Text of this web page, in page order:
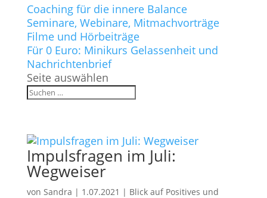
Coaching für die innere Balance
Seminare, Webinare, Mitmachvorträge
Filme und Hörbeiträge
Für 0 Euro: Minikurs Gelassenheit und
Nachrichtenbrief
Seite auswählen
Impulsfragen im Juli:
Wegweiser
von Sandra | 1.07.2021 | Blick auf Positives und